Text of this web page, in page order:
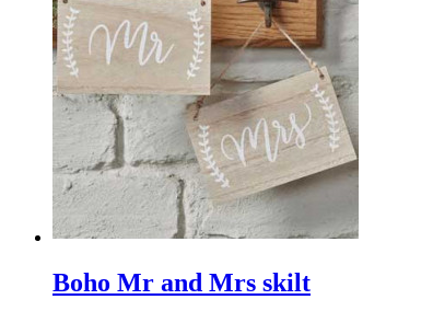
Boho Mr and Mrs skilt